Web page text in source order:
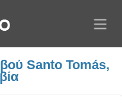
Santo Tomás,